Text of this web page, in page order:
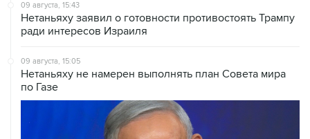
09 августа, 15:43
Нетаньяху заявил о готовности противостоять Трампу
ради интересов Израиля
09 августа, 15:05
Нетаньяху не намерен выполнять план Совета мира
по Газе